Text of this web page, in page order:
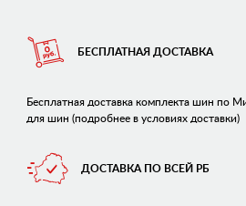
БЕСПЛАТНАЯ ДОСТАВКА
Бесплатная доставка комплекта шин по
для шин (подробнее в условиях доставки)
ДОСТАВКА ПО ВСЕЙ РБ